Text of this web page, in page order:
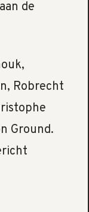
de
Robrecht
Ground.